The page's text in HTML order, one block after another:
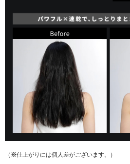
（ ※仕上がりには個人差がございます。）